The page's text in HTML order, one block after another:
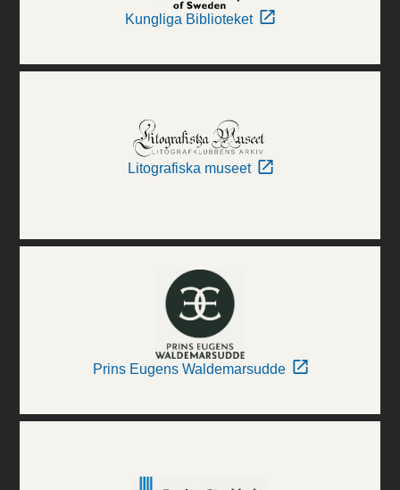
Kungliga Biblioteket
Litografiska museet
Prins Eugens Waldemarsudde